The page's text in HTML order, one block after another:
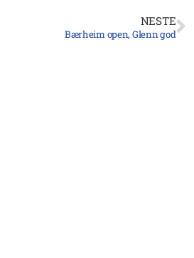
NESTE
Bærheim open, Glenn god